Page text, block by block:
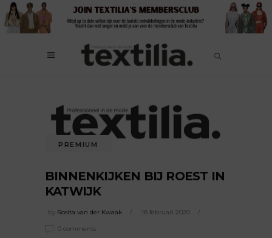
PREMIUM
BINNENKIJKEN BIJ ROEST IN
KATWIJK
by Rosita van der Kwaak 18 februari 2020
0 comments